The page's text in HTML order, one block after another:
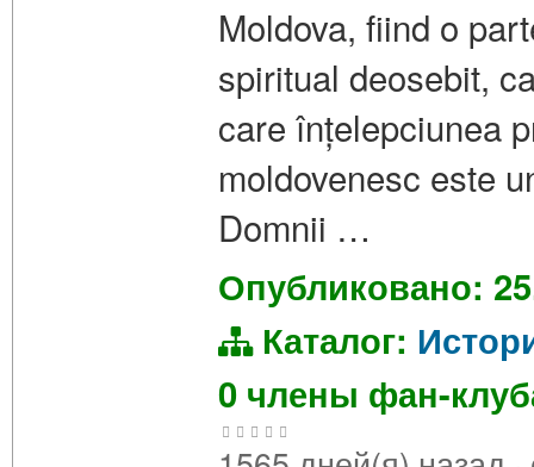
Moldova, fiind o
spiritual deosebit,
care înțelepciunea
moldovenesc este
Domnii …
Опубликовано:
Каталог:
0 члены фан-